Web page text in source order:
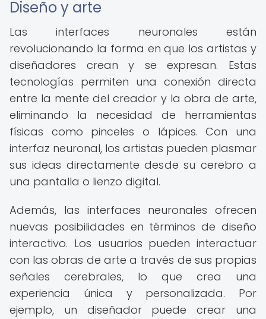
Diseño y arte
Las interfaces neuronales están
revolucionando la forma en que los artistas y
diseñadores crean y se expresan. Estas
tecnologías permiten una conexión directa
entre la mente del creador y la obra de arte,
eliminando la necesidad de herramientas
físicas como pinceles o lápices. Con una
interfaz neuronal, los artistas pueden plasmar
sus ideas directamente desde su cerebro a
una pantalla o lienzo digital.
Además, las interfaces neuronales ofrecen
nuevas posibilidades en términos de diseño
interactivo. Los usuarios pueden interactuar
con las obras de arte a través de sus propias
señales cerebrales, lo que crea una
experiencia única y personalizada. Por
ejemplo, un diseñador puede crear una